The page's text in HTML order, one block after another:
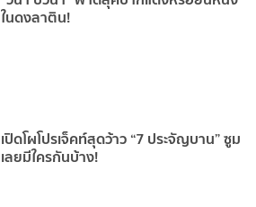
ในดงลาติน!
เปิดโผโปรเจ็คท์สุดว้าว “7 ประจัญบาน” ซูม
เลยมีใครกันบ้าง!